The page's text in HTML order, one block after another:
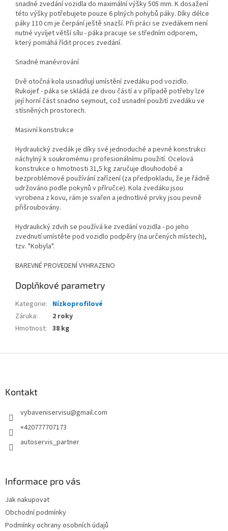
snadné zvedání vozidla do maximální výšky 505 mm. K dosažení
této výšky potřebujete pouze 6 plných pohybů páky. Díky délce
páky 110 cm je čerpání ještě snazší. Při práci se zvedákem není
nutné vyvíjet větší sílu - páka pracuje se středním odporem,
který pomáhá řídit proces zvedání.
Snadné manévrování
Dvě otočná kola usnadňují umístění zvedáku pod vozidlo.
Rukojeť - páka se skládá ze dvou částí a v případě potřeby lze
její horní část snadno sejmout, což usnadní použití zvedáku ve
stísněných prostorech.
Masivní konstrukce
Hydraulický zvedák je díky své jednoduché a pevné konstrukci
náchylný k soukromému i profesionálnímu použití. Ocelová
konstrukce o hmotnosti 31,5 kg zaručuje dlouhodobé a
bezproblémové používání zařízení (za předpokladu, že je řádně
udržováno podle pokynů v příručce). Kola zvedáku jsou
vyrobena z kovu, rám je svařen a jednotlivé prvky jsou pevně
přišroubovány.
Hydraulický zdvih se používá ke zvedání vozidla - po jeho
zvednutí umístěte pod vozidlo podpěry (na určených místech),
tzv. "Kobyla".
BAREVNÉ PROVEDENÍ VYHRAZENO
Doplňkové parametry
Kategorie: Nízkoprofilové
Záruka:
2 roky
Hmotnost: 38 kg
Kontakt
vybaveniservisu@gmail.com
+420777707173
autoservis_partner
Informace pro vás
Jak nakupovat
Obchodní podmínky
Podmínky ochrany osobních údajů